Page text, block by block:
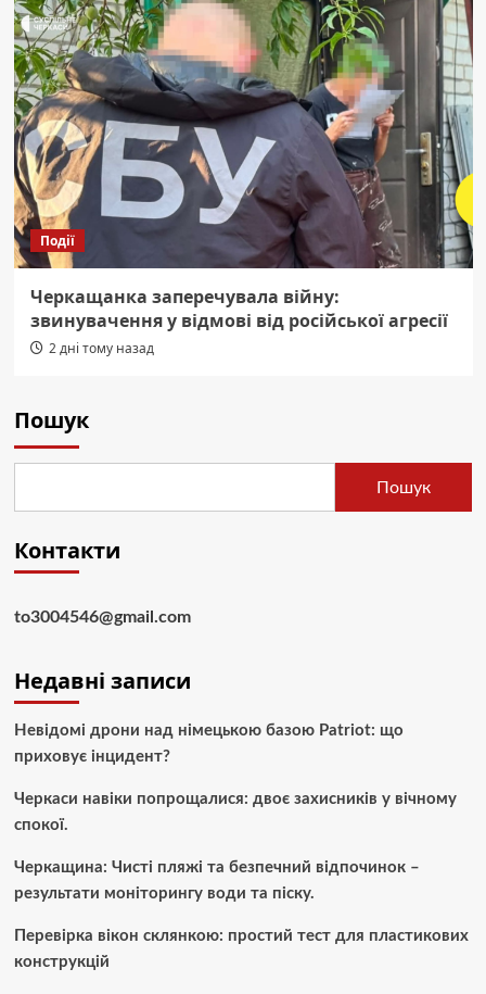
Події
Черкащанка заперечувала війну:
звинувачення у відмові від російської агресії
2 дні тому назад
Пошук
Пошук
Контакти
to3004546@gmail.com
Недавні записи
Невідомі дрони над німецькою базою Patriot: що
приховує інцидент?
Черкаси навіки попрощалися: двоє захисників у вічному
спокої.
Черкащина: Чисті пляжі та безпечний відпочинок –
результати моніторингу води та піску.
Перевірка вікон склянкою: простий тест для пластикових
конструкцій